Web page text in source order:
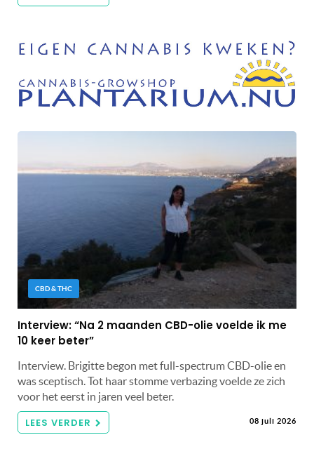
CBD & THC
Interview: “Na 2 maanden CBD-olie voelde ik me
10 keer beter”
Interview. Brigitte begon met full-spectrum CBD-olie en
was sceptisch. Tot haar stomme verbazing voelde ze zich
voor het eerst in jaren veel beter.
LEES VERDER 08 juli 2026